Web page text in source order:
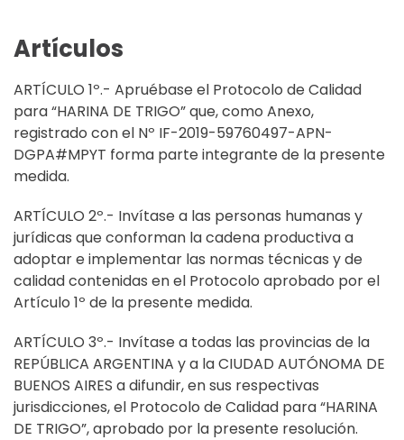
Artículos
ARTÍCULO 1º.- Apruébase el Protocolo de Calidad
para “HARINA DE TRIGO” que, como Anexo,
registrado con el Nº IF-2019-59760497-APN-
DGPA#MPYT forma parte integrante de la presente
medida.
ARTÍCULO 2º.- Invítase a las personas humanas y
jurídicas que conforman la cadena productiva a
adoptar e implementar las normas técnicas y de
calidad contenidas en el Protocolo aprobado por el
Artículo 1º de la presente medida.
ARTÍCULO 3º.- Invítase a todas las provincias de la
REPÚBLICA ARGENTINA y a la CIUDAD AUTÓNOMA DE
BUENOS AIRES a difundir, en sus respectivas
jurisdicciones, el Protocolo de Calidad para “HARINA
DE TRIGO”, aprobado por la presente resolución.